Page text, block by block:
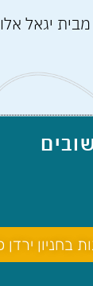
מבית יגאל
בחניון ירדן